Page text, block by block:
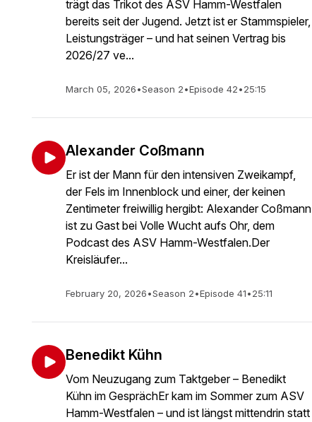
trägt das Trikot des ASV Hamm-Westfalen
bereits seit der Jugend. Jetzt ist er Stammspieler,
Leistungsträger – und hat seinen Vertrag bis
2026/27 ve...
March 05, 2026•Season 2•Episode 42•25:15
Alexander Coßmann
Er ist der Mann für den intensiven Zweikampf,
der Fels im Innenblock und einer, der keinen
Zentimeter freiwillig hergibt: Alexander Coßmann
ist zu Gast bei Volle Wucht aufs Ohr, dem
Podcast des ASV Hamm-Westfalen.Der
Kreisläufer...
February 20, 2026•Season 2•Episode 41•25:11
Benedikt Kühn
Vom Neuzugang zum Taktgeber – Benedikt
Kühn im GesprächEr kam im Sommer zum ASV
Hamm-Westfalen – und ist längst mittendrin statt